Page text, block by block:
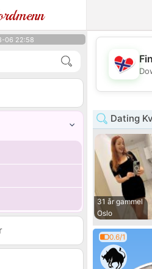
06 22:58
Dating
31 år gammel
Oslo
0.6/1